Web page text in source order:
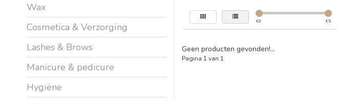
Wax
Cosmetica & Verzorging
Lashes & Brows
Manicure & pedicure
Hygiëne
€0 €5
Geen producten gevonden!...
Pagina 1 van 1